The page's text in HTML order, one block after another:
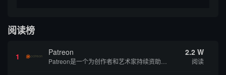
阅读榜
1 Patreon 2.2 W
阅读